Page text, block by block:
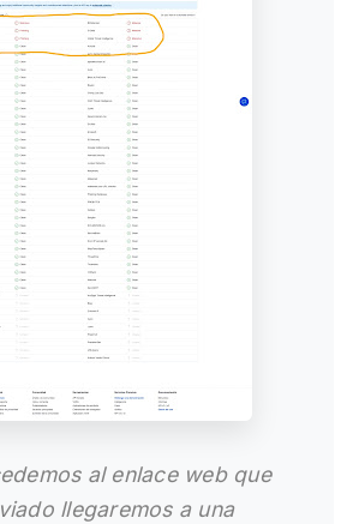
al enlace web que
llegaremos a una